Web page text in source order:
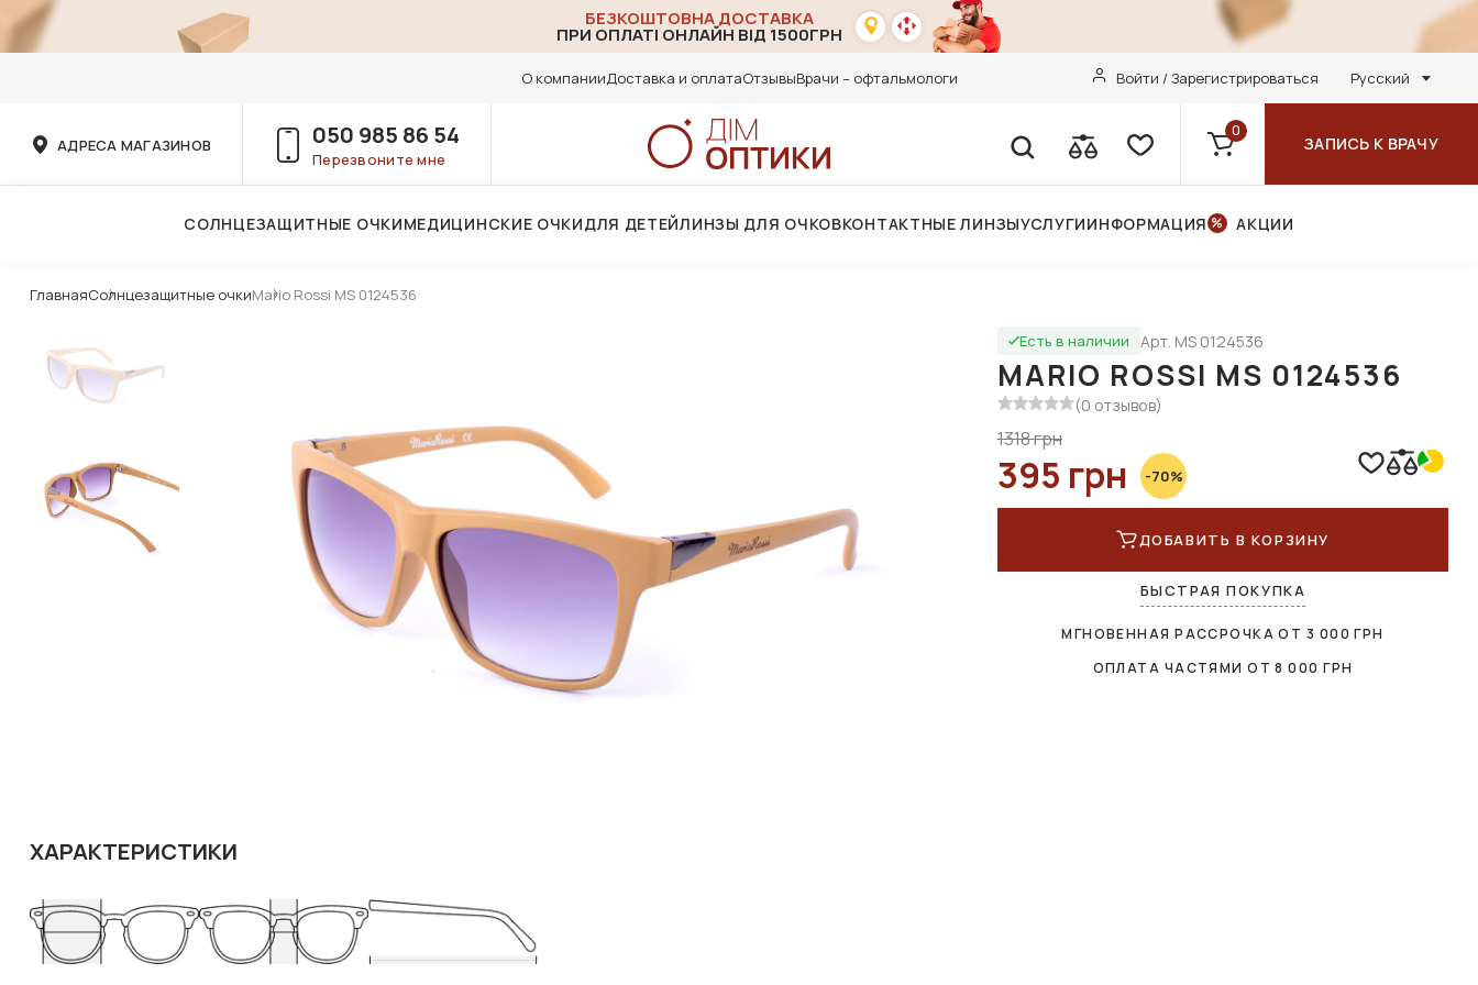
БЕЗКОШТОВНА ДОСТАВКА
ПРИ ОПЛАТІ ОНЛАЙН ВІД 1500ГРН
О компанииДоставка и оплатаОтзывыВрачи – офтальмологи Войти / Зарегистрироваться Русский
АДРЕСА МАГАЗИНОВ 050 985 86 54
Перезвоните мне
0
ЗАПИСЬ К ВРАЧУ
СОЛНЦЕЗАЩИТНЫЕ ОЧКИМЕДИЦИНСКИЕ ОЧКИДЛЯ ДЕТЕЙЛИНЗЫ ДЛЯ ОЧКОВКОНТАКТНЫЕ ЛИНЗЫУСЛУГИИНФОРМАЦИЯ АКЦИИ
ГлавнаяСолнцезащитные очкиMario Rossi MS 0124536
Есть в наличии Арт. MS 0124536
MARIO ROSSI MS 0124536
(0 отзывов)
1318 грн
395 грн -70%
ДОБАВИТЬ В КОРЗИНУ
БЫСТРАЯ ПОКУПКА
МГНОВЕННАЯ РАССРОЧКА ОТ 3 000 ГРН
ОПЛАТА ЧАСТЯМИ ОТ8 000 ГРН
ХАРАКТЕРИСТИКИ